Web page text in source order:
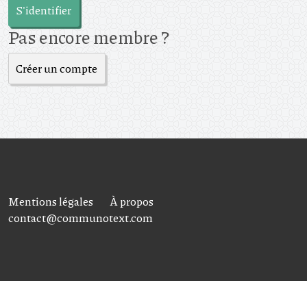
S'identifier
Pas encore membre ?
Créer un compte
Mentions légales
À propos
contact@communotext.com